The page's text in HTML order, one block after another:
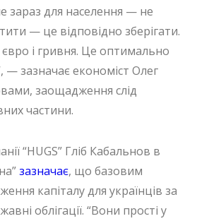
зараз для населення — не
— це відповідно зберігати.
і гривня. Це оптимально
— зазначає економіст Олег
заощадження слід
частини.
“HUGS” Гліб Кабальнов в
зазначає, що базовим
капіталу для українців за
облігації. “Вони прості у